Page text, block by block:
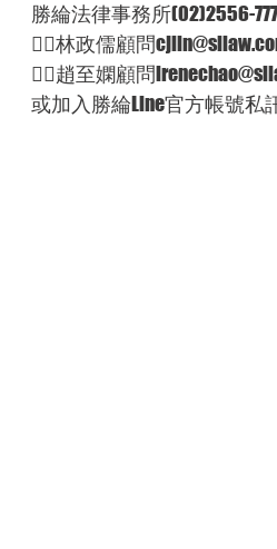
勝綸法律事務所(02)2556-
🦸‍♂林政儒顧問
🦸‍♀趙至嫻顧問
或加入勝綸Line官方帳號私